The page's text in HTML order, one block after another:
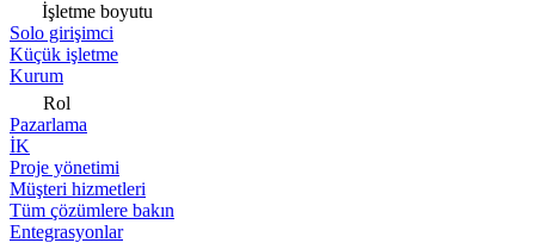
İşletme boyutu
Solo girişimci
Küçük işletme
Kurum
Rol
Pazarlama
İK
Proje yönetimi
Müşteri hizmetleri
Tüm çözümlere bakın
Entegrasyonlar